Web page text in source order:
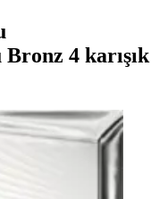
4 karışık